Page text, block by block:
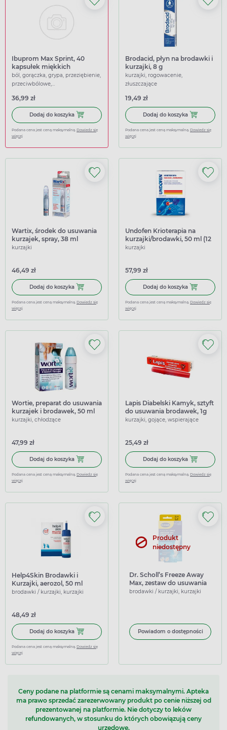
Ibuprom Max Sprint, 40
kapsułek miękkich
ból, gorączka, grypa, przeziębienie,
przeciwbólowe,
36,99 zł
Dodaj do koszyka Dodaj do koszyka Ibuprom Max Sprint, 40 kapsułek
Podana cena jest ceną maksymalną. Dowiedz się
więcej
Brodacid, płyn na brodawki i
kurzajki, 8 g
kurzajki, rogowacenie,
złuszczające
19,49 zł
Dodaj do koszyka Dodaj do
Podana cena jest ceną maksymalną. Dowiedz się
więcej
Wartix, środek do usuwania
kurzajek, spray, 38 ml
kurzajki
46,49 zł
Dodaj do koszyka Dodaj do koszyka Wartix, środek do usuwania kurzajek,
Podana cena jest ceną maksymalną. Dowiedz się
więcej
Undofen Krioterapia na
kurzajki/brodawki, 50 ml (12
aplikacji)
kurzajki
57,99 zł
Dodaj do koszyka Dodaj do
Podana cena jest ceną maksymalną. Dowiedz się
więcej
Wortie, preparat do usuwania
kurzajek i brodawek, 50 ml
kurzajki, chłodzące
47,99 zł
Dodaj do koszyka Dodaj do koszyka Wortie, preparat do usuwania kurzajek
Podana cena jest ceną maksymalną. Dowiedz się
więcej
Lapis Diabelski Kamyk, sztyft
do usuwania brodawek, 1g
kurzajki, gojące, wspierające
25,49 zł
Dodaj do koszyka Dodaj do
Podana cena jest ceną maksymalną. Dowiedz się
więcej
Help4Skin Brodawki i
Kurzajki, aerozol, 50 ml
brodawki / kurzajki, kurzajki
48,49 zł
Dodaj do koszyka Dodaj do koszyka Help4Skin Brodawki i Kurzajki, aerozol,
Podana cena jest ceną maksymalną. Dowiedz się
więcej
Produkt
niedostępny
Dr. Scholl’s Freeze Away
Max, zestaw do usuwania
kurzajek i brodawek
brodawki / kurzajki, kurzajki
Powiadom o dostępności
Ceny podane na platformie są cenami maksymalnymi. Apteka
ma prawo sprzedać zarezerwowany produkt po cenie niższej od
prezentowanej na platformie. Nie dotyczy to leków
refundowanych, w stosunku do których obowiązują ceny
urzędowe.